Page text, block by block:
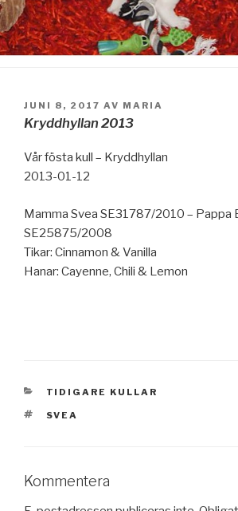
PUBLICERAT
JUNI 8, 2017 AV MARIA
Kryddhyllan 2013
Vår fösta kull – Kryddhyllan
2013-01-12
Mamma Svea SE31787/2010 – Pappa
SE25875/2008
Tikar: Cinnamon & Vanilla
Hanar: Cayenne, Chili & Lemon
KATEGORIER
TIDIGARE KULLAR
TAGGAR
SVEA
Kommentera